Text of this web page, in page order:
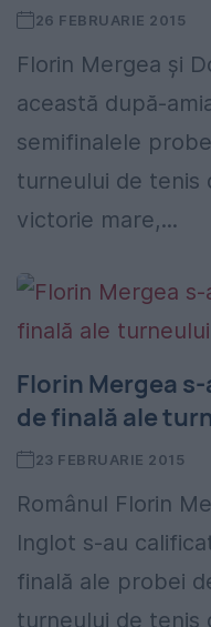
26 FEBRUARIE 2015
Florin Mergea și
această după-
semifinalele
turneului de tenis
victorie mare,...
Florin Mergea
de finală ale
23 FEBRUARIE 2015
Românul Florin
Inglot s-au
finală ale probei
turneului de tenis